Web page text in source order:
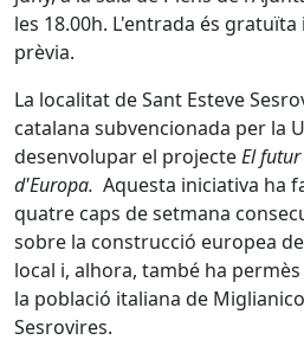
les 18.00h. L'entrada és
prèvia.
La localitat de Sant Esteve
catalana subvencionada per la
desenvolupar el projecteEl
d'Europa. Aquesta iniciativa ha
quatre caps de setmana
sobre la construcció europea
local i, alhora, també ha
la població italiana de
Sesrovires.